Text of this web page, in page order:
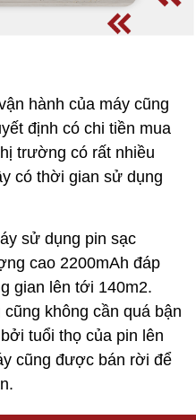
hành của máy cũng
định có chi tiền mua
trường có rất nhiều
có thời gian sử dụng
sử dụng pin sạc
cao 2200mAh đáp
gian lên tới 140m2.
không cần quá bận
tuổi thọ của pin lên
cũng được bán rời để